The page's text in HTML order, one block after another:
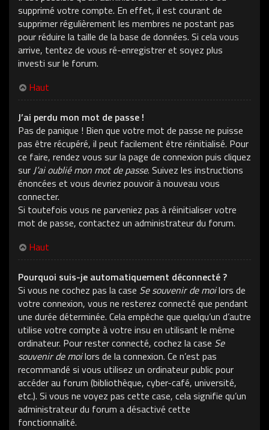
supprimé votre compte. En effet, il est courant de
supprimer régulièrement les membres ne postant pas
pour réduire la taille de la base de données. Si cela vous
arrive, tentez de vous ré-enregistrer et soyez plus
investi sur le forum.
Haut
J’ai perdu mon mot de passe !
Pas de panique ! Bien que votre mot de passe ne puisse
pas être récupéré, il peut facilement être réinitialisé. Pour
ce faire, rendez vous sur la page de connexion puis cliquez
sur J’ai oublié mon mot de passe. Suivez les instructions
énoncées et vous devriez pouvoir à nouveau vous
connecter.
Si toutefois vous ne parveniez pas à réinitialiser votre
mot de passe, contactez un administrateur du forum.
Haut
Pourquoi suis-je automatiquement déconnecté ?
Si vous ne cochez pas la case Se souvenir de moilors de
votre connexion, vous ne resterez connecté que pendant
une durée déterminée. Cela empêche que quelqu’un d’autre
utilise votre compte à votre insu en utilisant le même
ordinateur. Pour rester connecté, cochez la case Se
souvenir de moilors de la connexion. Ce n’est pas
recommandé si vous utilisez un ordinateur public pour
accéder au forum (bibliothèque, cyber-café, université,
etc.). Si vous ne voyez pas cette case, cela signifie qu’un
administrateur du forum a désactivé cette
fonctionnalité.